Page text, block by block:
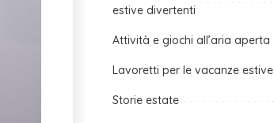
estive divertenti
Attività e giochi all’aria aperta
Lavoretti per le vacanze estive
Storie estate